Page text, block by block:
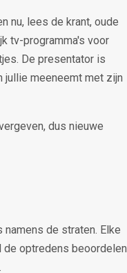
nu, lees de krant, oude
tv-programma's voor
De presentator is
jullie meeneemt met zijn
dus nieuwe
de straten. Elke
de optredens beoordelen